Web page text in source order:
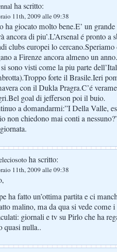
ha scritto:
11th, 2009 alle 09:38
ha giocato molto bene.E’ un
ancora di piu’.L’Arsenal é pronto
clubs europei lo
a Firenze ancora almeno un
sono visti come la piu parte
forte il Brasile.Ieri
con il Dukla Pragra.C’é
goal di jefferson poi il buio.
a domandarmi:”I Della Valle,
non chiedono mai conti a
ha scritto:
11th, 2009 alle 09:38
ha fatto un’ottima partita e ci
malino, ma da qua si vede come
giornali e tv su Pirlo che ha
quasi nulla..